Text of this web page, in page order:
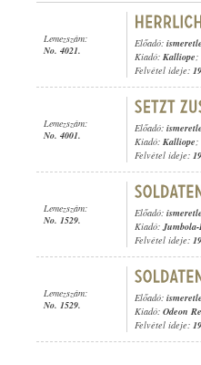
Lemezszám:
No. 4021.
Előadó:
Kiadó: Kalliope;
Felvétel ideje:
Lemezszám:
No. 4001.
Előadó:
Kiadó: Kalliope;
Felvétel ideje:
Lemezszám:
No. 1529.
Előadó:
Kiadó:
Felvétel ideje:
Lemezszám:
No. 1529.
Előadó:
Kiadó: Odeon
Felvétel ideje: